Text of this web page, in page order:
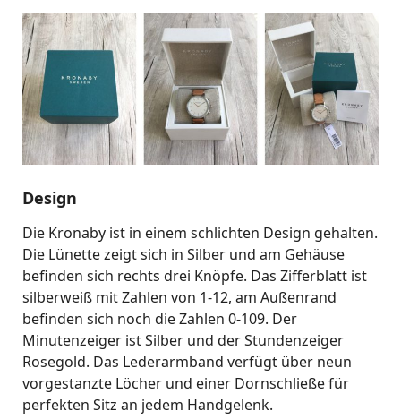
Design
Die Kronaby ist in einem schlichten Design gehalten.
Die Lünette zeigt sich in Silber und am Gehäuse
befinden sich rechts drei Knöpfe. Das Zifferblatt ist
silberweiß mit Zahlen von 1-12, am Außenrand
befinden sich noch die Zahlen 0-109. Der
Minutenzeiger ist Silber und der Stundenzeiger
Rosegold. Das Lederarmband verfügt über neun
vorgestanzte Löcher und einer Dornschließe für
perfekten Sitz an jedem Handgelenk.